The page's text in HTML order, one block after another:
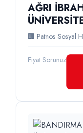
AĞRI
🏢 Patnos Sosyal
Fiyat Sorunuz